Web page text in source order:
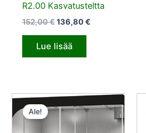
R2.00 Kasvatusteltta
152,00€ 136,80€
Lue lisää
Ale!
Alkuperäinen
hinta
Nykyinen
hinta
356,40 €.